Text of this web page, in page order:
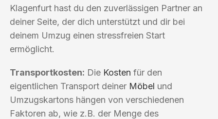
Klagenfurt hast du den zuverlässigen Partner an
deiner Seite, der dich unterstützt und dir bei
deinem Umzug einen stressfreien Start
ermöglicht.
Transportkosten: Die Kosten für den
eigentlichen Transport deiner Möbel und
Umzugskartons hängen von verschiedenen
Faktoren ab, wie z.B. der Menge des